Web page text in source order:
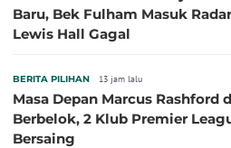
Baru, Bek Fulham Masuk
Lewis Hall Gagal
BERITA PILIHAN 13 jam lalu
Masa Depan Marcus Rashford
Berbelok, 2 Klub Premier
Bersaing